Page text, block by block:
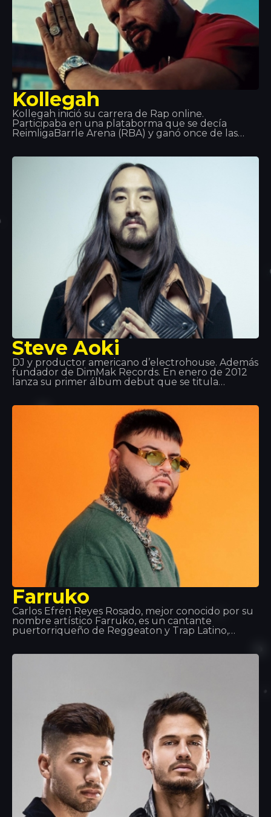
Kollegah
Kollegah inició su carrera de Rap online.
Participaba en una plataborma que se decía
ReimligaBarrle Arena (RBA) y ganó once de las
el 2013 recibió un premio de Oro por su
colaboración en el álbum Jung, Brutal,
Gutassenhend 2 con Farid Band. En diciembre de
2014 con ZuhältertapeVol 4. Se situó número 1 de
las listas de ventas durante la primera semana.
Steve Aoki
DJ y productor americano d’electrohouse. Además
fundador de DimMak Records. En enero de 2012
lanza su primer álbum debut que se titula
fama es tan grande que se convierte en uno de los
mejores DJ del mundo. Aoki también tiene una
línea de audiófonos de música, una agencia de
contratación de artistas, una revista… ¡Una
Farruko
Carlos Efrén Reyes Rosado, mejor conocido por su
nombre artístico Farruko, es un cantante
puertorriqueño de Reggeaton y Trap Latino,
grandes éxitos y colaboraciones como “Besas Tan